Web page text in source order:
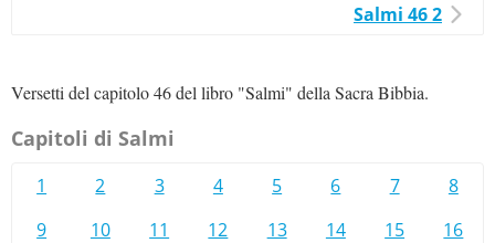
Salmi 46 2
Versetti del capitolo 46 del libro "Salmi" della Sacra Bibbia.
Capitoli di Salmi
1 2 3 4 5 6 7
8
9
10 11 12 13 14 15
16